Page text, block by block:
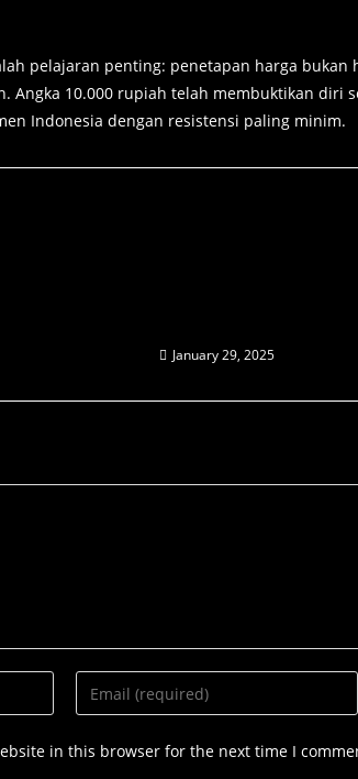
pelajaran penting: penetapan harga
Angka 10.000 rupiah telah membuktikan diri
Indonesia dengan resistensi paling minim.
January 29, 2025
in this browser for the next time I